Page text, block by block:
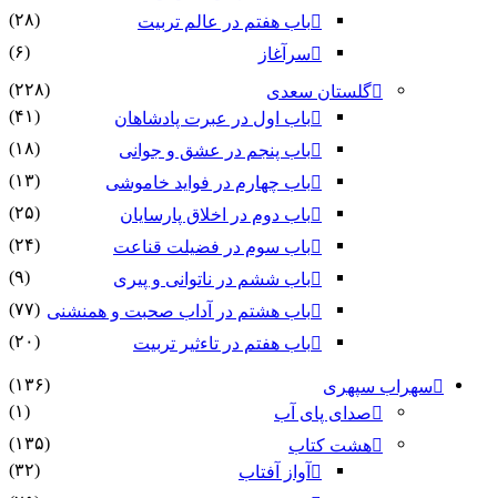
باب هفتم در عالم تربیت
(۲۸)
سرآغاز
(۶)
گلستان سعدی
(۲۲۸)
باب اول در عبرت پادشاهان
(۴۱)
باب پنجم در عشق و جوانى
(۱۸)
باب چهارم در فواید خاموشى
(۱۳)
باب دوم در اخلاق پارسایان
(۲۵)
باب سوم در فضیلت قناعت
(۲۴)
باب ششم در ناتوانى و پیرى
(۹)
باب هشتم در آداب صحبت و همنشنى (۷۷)
باب هفتم در تاءثیر تربیت
(۲۰)
سهراب سپهری
(۱۳۶)
صدای پای آب
(۱)
هشت کتاب
(۱۳۵)
آواز آفتاب
(۳۲)